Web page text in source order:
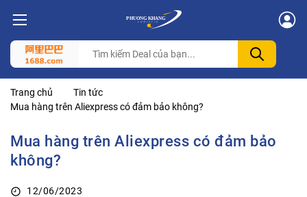
Trang chủ
Tin tức
Mua hàng trên Aliexpress có đảm bảo không?
Mua hàng trên Aliexpress có đảm bảo
không?
12/06/2023